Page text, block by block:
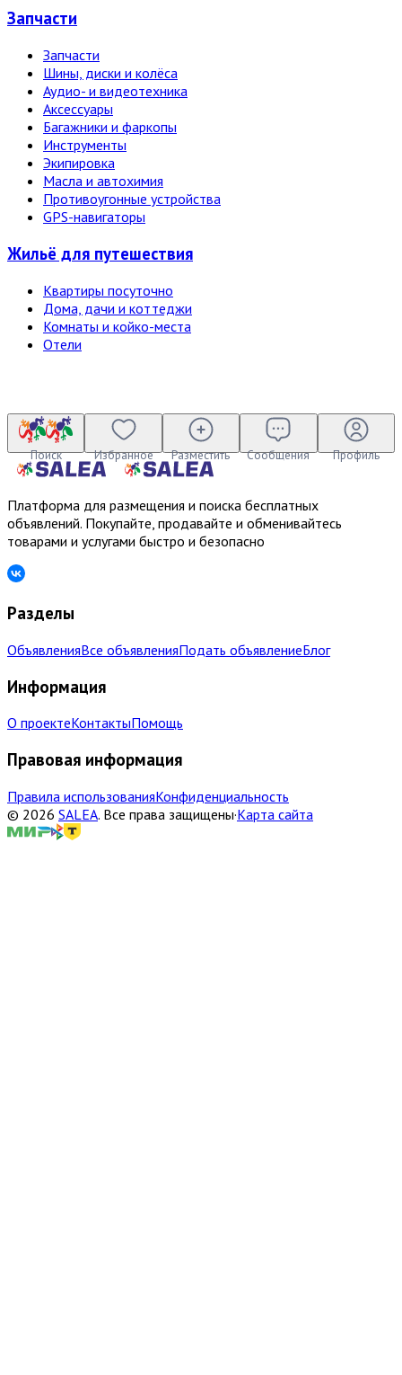
Запчасти
Запчасти
Шины, диски и колёса
Аудио- и видеотехника
Аксессуары
Багажники и фаркопы
Инструменты
Экипировка
Масла и автохимия
Противоугонные устройства
GPS-навигаторы
Жильё для путешествия
Квартиры посуточно
Дома, дачи и коттеджи
Комнаты и койко-места
Отели
Поиск Избранное Разместить Сообщения Профиль
Платформа для размещения и поиска бесплатных
объявлений. Покупайте, продавайте и обменивайтесь
товарами и услугами быстро и безопасно
Разделы
ОбъявленияВсе объявленияПодать объявлениеБлог
Информация
О проектеКонтактыПомощь
Правовая информация
Правила использованияКонфиденциальность
© 2026 SALEA. Все права защищены·Карта сайта